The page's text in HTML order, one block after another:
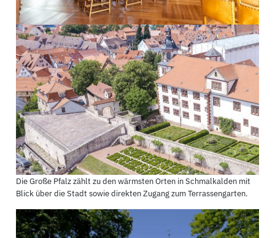
Die Große Pfalz zählt zu den wärmsten Orten in Schmalkalden mit
Blick über die Stadt sowie direkten Zugang zum Terrassengarten.